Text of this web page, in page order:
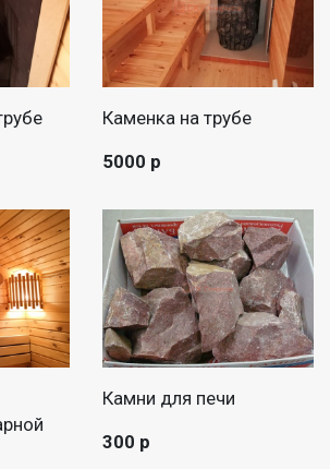
Каменка на трубе
5000 р
Камни для печи
300 р